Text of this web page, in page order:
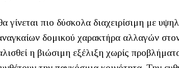
πιο δύσκολα διαχειρίσιμη με
δομικού χαρακτήρα αλλαγών
η βιώσιμη εξέλιξη χωρίς